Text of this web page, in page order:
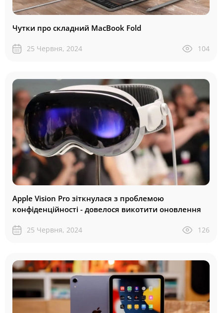
Чутки про складний MacBook Fold
25 Червня, 2024 104
Apple Vision Pro зіткнулася з проблемою
конфіденційності - довелося викотити оновлення
25 Червня, 2024 126